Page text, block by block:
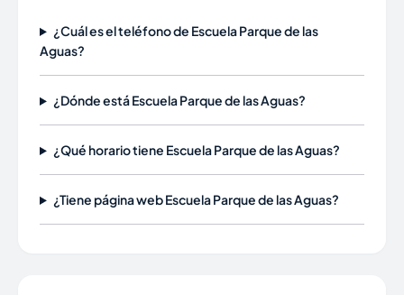
¿Cuál es el teléfono de Escuela Parque de las
Aguas?
¿Dónde está Escuela Parque de las Aguas?
¿Qué horario tiene Escuela Parque de las Aguas?
¿Tiene página web Escuela Parque de las Aguas?